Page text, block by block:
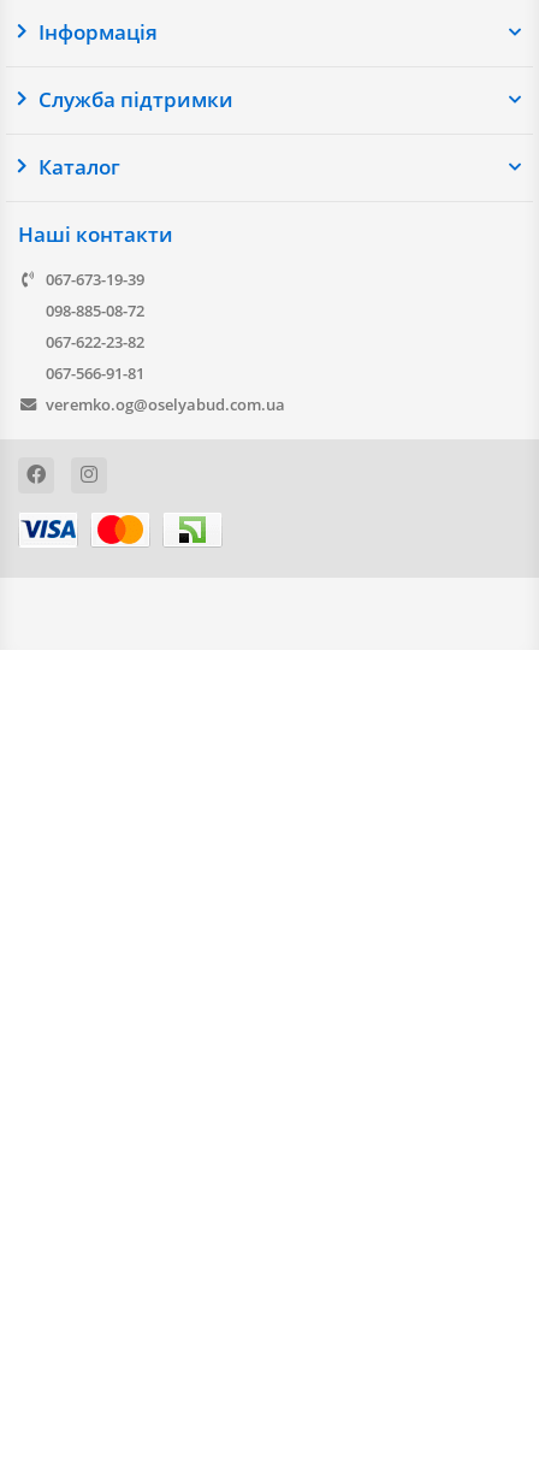
Інформація
Служба підтримки
Каталог
Наші контакти
067-673-19-39
098-885-08-72
067-622-23-82
067-566-91-81
veremko.og@oselyabud.com.ua